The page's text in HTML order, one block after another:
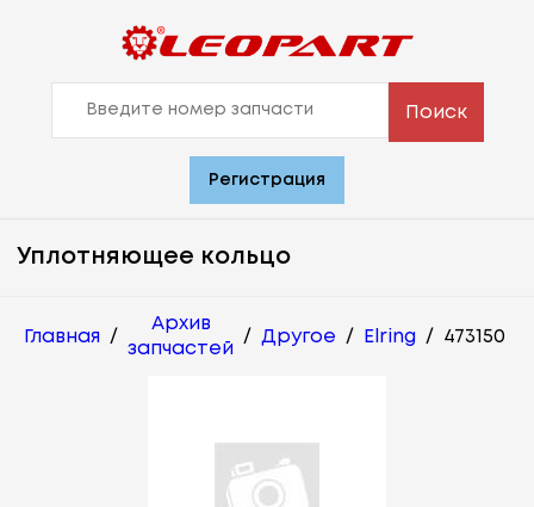
Поиск
Регистрация
Уплотняющее кольцо
Главная /
Архив
запчастей
/ Другое / Elring / 473150